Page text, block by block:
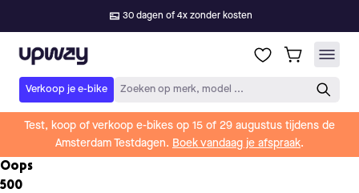
30 dagen of 4x zonder kosten
Upway
Verkoop je e-bike Zoeken op merk, model ...
Test, koop of verkoop e-bikes op 15 of 29 augustus tijdens de
Amsterdam Testdagen. Boek vandaag je afspraak.
Oops
500